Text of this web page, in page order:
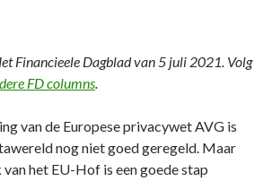
Financieele Dagblad van 5 juli 2021. Volg
FD columns.
van de Europese privacywet AVG is
nog niet goed geregeld. Maar
het EU-Hof is een goede stap